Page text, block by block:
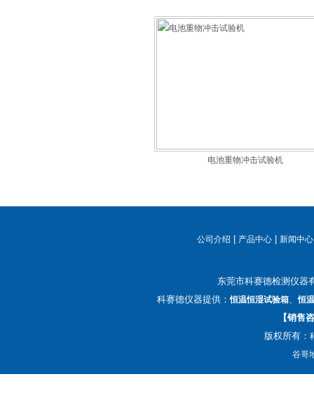
电池重物冲击试验机
公司介绍 | 产品中心 |新闻中心
东莞市科赛德检测仪
科赛德仪器提供：恒温恒湿试验箱 、恒
【销售
版权所有：
谷哥